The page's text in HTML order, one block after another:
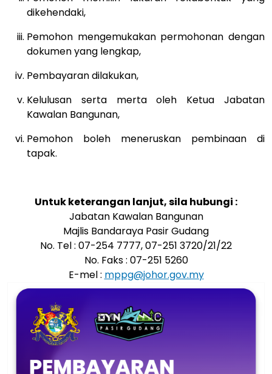
dikehendaki,
Pemohon mengemukakan permohonan dengan
dokumen yang lengkap,
Pembayaran dilakukan,
Kelulusan serta merta oleh Ketua Jabatan
Kawalan Bangunan,
Pemohon boleh meneruskan pembinaan di
tapak.
Untuk keterangan lanjut, sila hubungi :
Jabatan Kawalan Bangunan
Majlis Bandaraya Pasir Gudang
No. Tel : 07-254 7777, 07-251 3720/21/22
No. Faks : 07-251 5260
E-mel : mppg@johor.gov.my